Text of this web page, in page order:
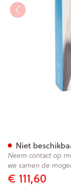
€ 111,60
Niet
Neem contact op
we samen de